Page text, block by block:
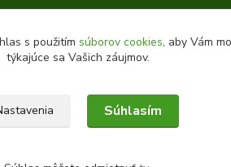
s použitím súborov cookies, aby Vám
týkajúce sa Vašich záujmov.
Súhlasím